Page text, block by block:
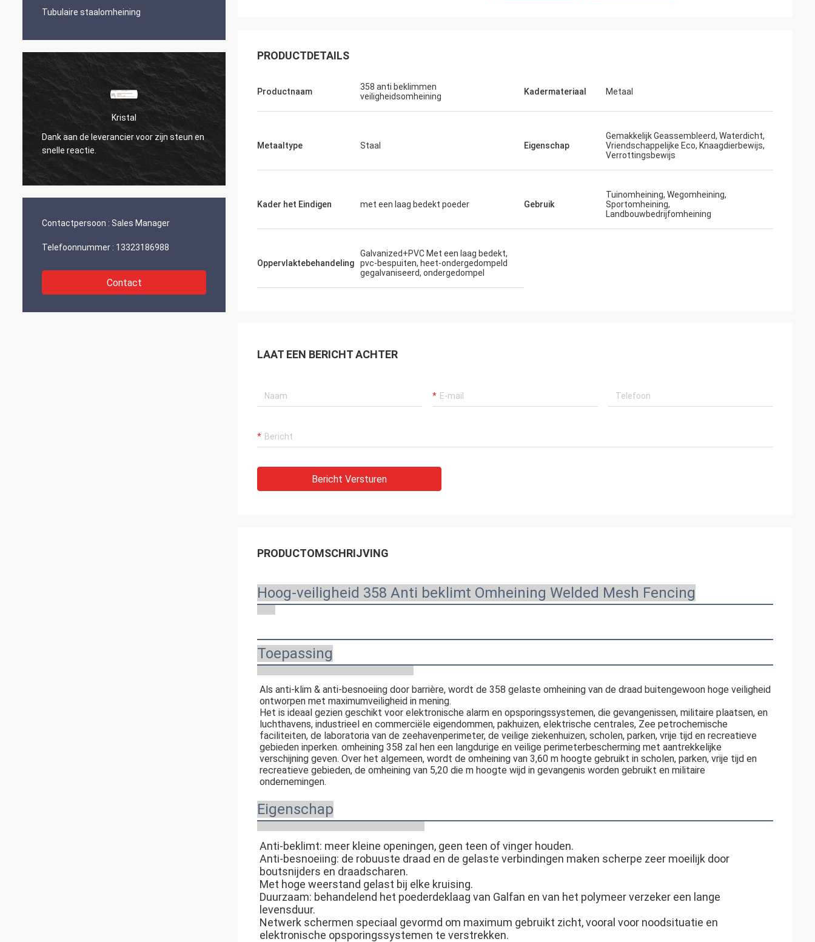
Tubulaire staalomheining
Kristal
Dank aan de leverancier voor zijn steun en
snelle reactie.
De zending is aangekomen in goede staat.
Contactpersoon : Sales Manager
Telefoonnummer : 13323186988
Contact
PRODUCTDETAILS
Productnaam
358 anti beklimmen
veiligheidsomheining
Kadermateriaal Metaal
Metaaltype Staal Eigenschap
Gemakkelijk Geassembleerd, Waterdicht,
Vriendschappelijke Eco, Knaagdierbewijs,
Verrottingsbewijs
Kader het Eindigen met een laag bedekt poeder Gebruik
Tuinomheining, Wegomheining,
Sportomheining,
Landbouwbedrijfomheining
Oppervlaktebehandeling
Galvanized+PVC Met een laag bedekt,
pvc-bespuiten, heet-ondergedompeld
gegalvaniseerd, ondergedompel
LAAT EEN BERICHT ACHTER
Bericht Versturen
PRODUCTOMSCHRIJVING
Hoog-veiligheid 358 Anti beklimt Omheining Welded Mesh Fencing
Toepassing
Als anti-klim & anti-besnoeiing door barrière, wordt de 358 gelaste omheining van de draad buitengewoon hoge veiligheid
ontworpen met maximumveiligheid in mening.
Het is ideaal gezien geschikt voor elektronische alarm en opsporingssystemen, die gevangenissen, militaire plaatsen, en
luchthavens, industrieel en commerciële eigendommen, pakhuizen, elektrische centrales, Zee petrochemische
faciliteiten, de laboratoria van de zeehavenperimeter, de veilige ziekenhuizen, scholen, parken, vrije tijd en recreatieve
gebieden inperken. omheining 358 zal hen een langdurige en veilige perimeterbescherming met aantrekkelijke
verschijning geven. Over het algemeen, wordt de omheining van 3,60 m hoogte gebruikt in scholen, parken, vrije tijd en
recreatieve gebieden, de omheining van 5,20 die m hoogte wijd in gevangenis worden gebruikt en militaire
ondernemingen.
Eigenschap
Anti-beklimt: meer kleine openingen, geen teen of vinger houden.
Anti-besnoeiing: de robuuste draad en de gelaste verbindingen maken scherpe zeer moeilijk door
boutsnijders en draadscharen.
Met hoge weerstand gelast bij elke kruising.
Duurzaam: behandelend het poederdeklaag van Galfan en van het polymeer verzeker een lange
levensduur.
Netwerk schermen speciaal gevormd om maximum gebruikt zicht, vooral voor noodsituatie en
elektronische opsporingssystemen te verstrekken.